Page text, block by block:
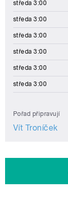
středa 3:00
středa 3:00
středa 3:00
středa 3:00
středa 3:00
středa 3:00
Pořad připravují
Vít Troníček